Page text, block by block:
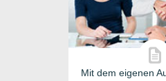
Mit dem eigenen